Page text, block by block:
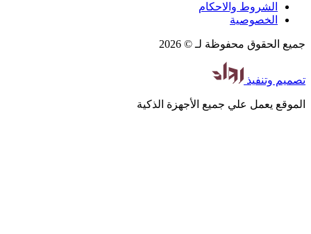
الشروط والاحكام
الخصوصية
جميع الحقوق محفوظة لـ © 2026
تصميم وتنفيذ
الموقع يعمل علي جميع الأجهزة الذكية